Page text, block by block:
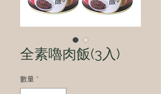
全素嚕肉飯(3入)
數量 *